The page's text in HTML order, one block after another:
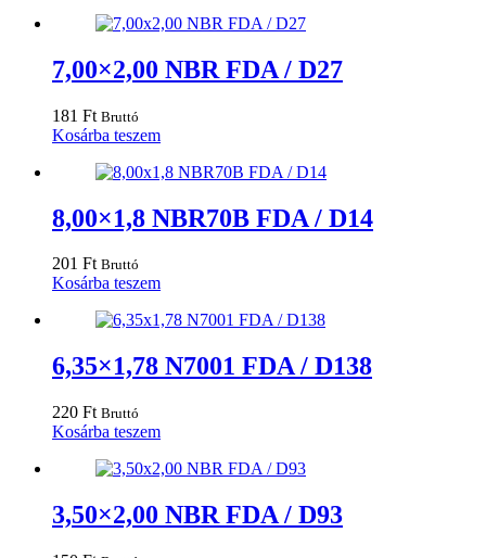
7,00×2,00 NBR FDA / D27
181 Ft Bruttó
Kosárba teszem
8,00×1,8 NBR70B FDA / D14
201 Ft Bruttó
Kosárba teszem
6,35×1,78 N7001 FDA / D138
220 Ft Bruttó
Kosárba teszem
3,50×2,00 NBR FDA / D93